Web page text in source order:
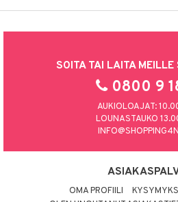
SOITA TAI LAITA
0800 9
AUKIOLOAJAT:
LOUNASTAUKO
OMA PROFIILI